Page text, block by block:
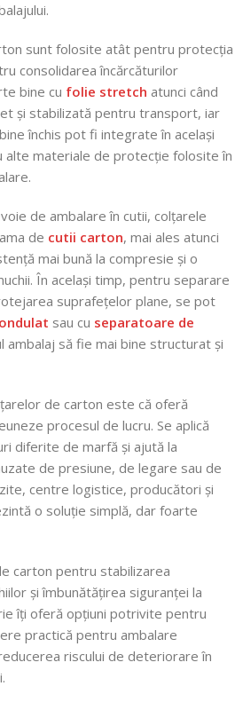
sunt folosite atât pentru protecția
consolidarea încărcăturilor
bine cu folie stretch atunci când
și stabilizată pentru transport, iar
închis pot fi integrate în același
alte materiale de protecție folosite în
de ambalare în cutii, colțarele
de cutii carton, mai ales atunci
mai bună la compresie și o
În același timp, pentru separare
suprafețelor plane, se pot
sau cu separatoare de
ambalaj să fie mai bine structurat și
de carton este că oferă
procesul de lucru. Se aplică
diferite de marfă și ajută la
de presiune, de legare sau de
centre logistice, producători și
o soluție simplă, dar foarte
carton pentru stabilizarea
și îmbunătățirea siguranței la
îți oferă opțiuni potrivite pentru
practică pentru ambalare
riscului de deteriorare în